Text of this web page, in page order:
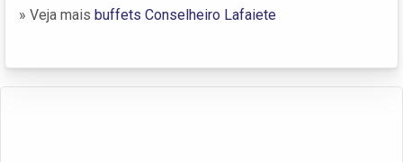
» Veja mais buffets Conselheiro Lafaiete